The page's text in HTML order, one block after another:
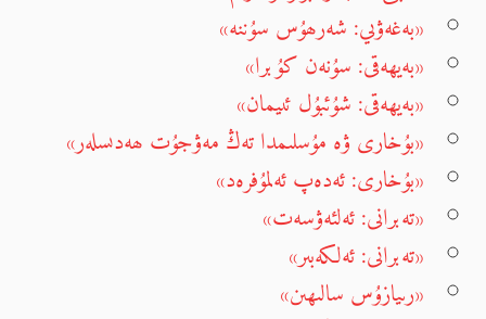
«بەغەۋىي: شەرھۇس سۇننە»
«بەيھەقى: سۇنەن كۇبرا»
«بەيھەقى: شۇئبۇل ئىيمان»
«بۇخارى ۋە مۇسلىمدا تەڭ مەۋجۇت ھەدىسلەر»
«بۇخارى: ئەدەپ ئەلمۇفرەد»
«تەبرانى: ئەلئەۋسەت»
«تەبرانى: ئەلكەبىر»
«رىيازۇس سالىھىن»